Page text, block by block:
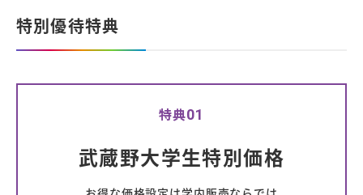
特別優待特典
特典01
武蔵野大学生特別価格